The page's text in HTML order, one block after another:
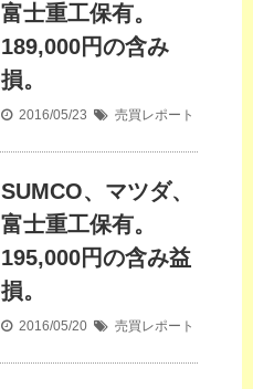
富士重工保有。
189,000円の含み
損。
2016/05/23 売買レポート
SUMCO、マツダ、
富士重工保有。
195,000円の含み益
損。
2016/05/20 売買レポート